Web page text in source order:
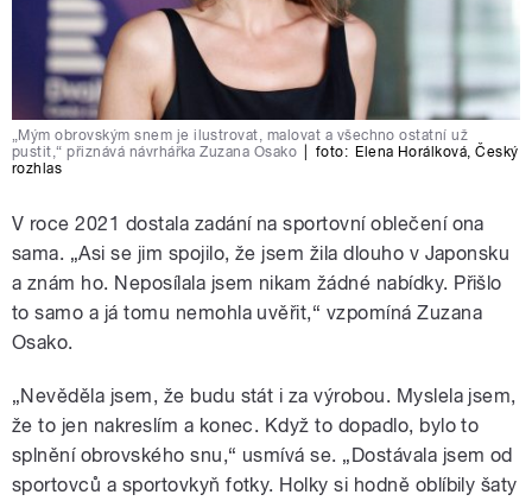
„Mým obrovským snem je ilustrovat, malovat a všechno ostatní už
pustit,“ přiznává návrhářka Zuzana Osako
foto: Elena Horálková ,Český
rozhlas
V roce 2021 dostala zadání na sportovní oblečení ona
sama. „Asi se jim spojilo, že jsem žila dlouho v Japonsku
a znám ho. Neposílala jsem nikam žádné nabídky. Přišlo
to samo a já tomu nemohla uvěřit,“ vzpomíná Zuzana
Osako.
„Nevěděla jsem, že budu stát i za výrobou. Myslela jsem,
že to jen nakreslím a konec. Když to dopadlo, bylo to
splnění obrovského snu,“ usmívá se. „Dostávala jsem od
sportovců a sportovkyň fotky. Holky si hodně oblíbily šaty